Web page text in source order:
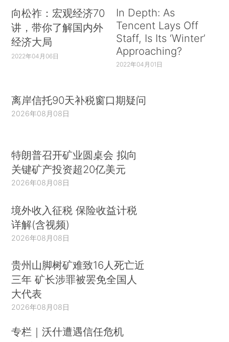
向松祚：宏观经济70
讲，带你了解国内外
经济大局
2022年04月06日
In Depth: As
Tencent Lays Off
Staff, Is Its ‘Winter’
Approaching?
2022年04月01日
离岸信托90天补税窗口期疑问
2026年08月08日
特朗普召开矿业圆桌会 拟向
关键矿产投资超20亿美元
2026年08月08日
境外收入征税 保险收益计税
详解(含视频)
2026年08月08日
贵州山脚树矿难致16人死亡近
三年 矿长涉罪被罢免全国人
大代表
2026年08月08日
专栏｜沃什遭遇信任危机